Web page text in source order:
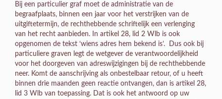
Bij een particulier graf moet de administratie van de
begraafplaats, binnen een jaar voor het verstrijken van de
uitgiftetermijn, de rechthebbende schriftelijk een verlenging
van het recht aanbieden. In artikel 28, lid 2 Wlb is ook
opgenomen de tekst ‘wiens adres hem bekend is’. Dus ook bij
particuliere graven legt de wetgever de verantwoordelijkheid
voor het doorgeven van adreswijzigingen bij de rechthebbende
neer. Komt de aanschrijving als onbestelbaar retour, of u heeft
binnen drie maanden geen reactie ontvangen, dan is artikel 28,
lid 3 Wlb van toepassing. Dat is ook het antwoord op uw